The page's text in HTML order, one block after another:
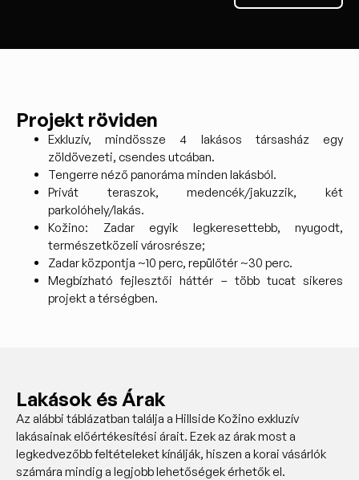
Projekt röviden
Exkluzív, mindössze 4 lakásos társasház egy
zöldövezeti, csendes utcában.
Tengerre néző panoráma minden lakásból.
Privát teraszok, medencék/jakuzzik, két
parkolóhely/lakás.
Kožino: Zadar egyik legkeresettebb, nyugodt,
természetközeli városrésze;
Zadar központja ~10 perc, repülőtér ~30 perc.
Megbízható fejlesztői háttér – több tucat sikeres
projekt a térségben.
Lakások és Árak
Az alábbi táblázatban találja a Hillside Kožino exkluzív
lakásainak előértékesítési árait. Ezek az árak most a
legkedvezőbb feltételeket kínálják, hiszen a korai vásárlók
számára mindig a legjobb lehetőségek érhetők el.